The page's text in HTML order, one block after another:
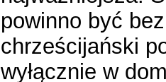
powinno być
chrześcijański
wyłącznie w